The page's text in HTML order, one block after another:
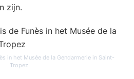
zijn.
in het Musée de la Gendarmerie in Saint-
Tropez